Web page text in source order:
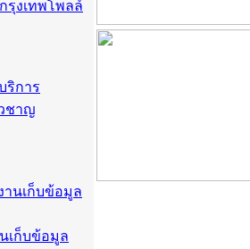
รุงเทพโพลล์
ริการ
ชาญ
นเก็บข้อมูล
เก็บข้อมูล